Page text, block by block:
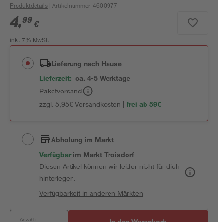
Produktdetails | Artikelnummer:4600977
4,99 €
inkl. 7% MwSt.
Lieferung nach Hause
Lieferzeit: ca. 4-5 Werktage
Paketversand
zzgl. 5,95€ Versandkosten | frei ab 59€
Abholung im Markt
Verfügbar im MarktTroisdorf
Diesen Artikel können wir leider nicht für dich
hinterlegen.
Verfügbarkeit in anderen Märkten
Anzahl: